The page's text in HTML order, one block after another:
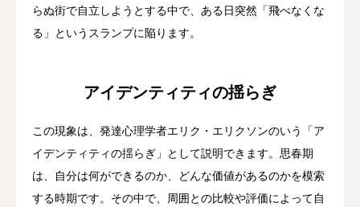
らぬ街で自立しようとする中で、ある日突然「飛べなくな
る」というスランプに陥ります。
アイデンティティの揺らぎ
この現象は、発達心理学者エリク・エリクソンのいう「ア
イデンティティの揺らぎ」として説明できます。思春期
は、自分は何ができるのか、どんな価値があるのかを模索
する時期です。その中で、周囲との比較や評価によって自